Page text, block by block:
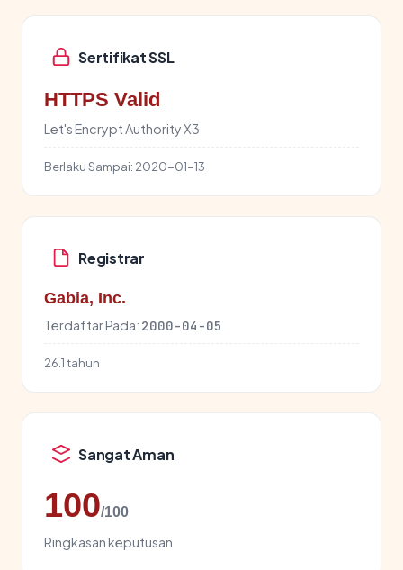
Sertifikat SSL
HTTPS Valid
Let's Encrypt Authority X3
Berlaku Sampai: 2020-01-13
Registrar
Gabia, Inc.
Terdaftar Pada: 2000-04-05
26.1 tahun
Sangat Aman
100/100
Ringkasan keputusan